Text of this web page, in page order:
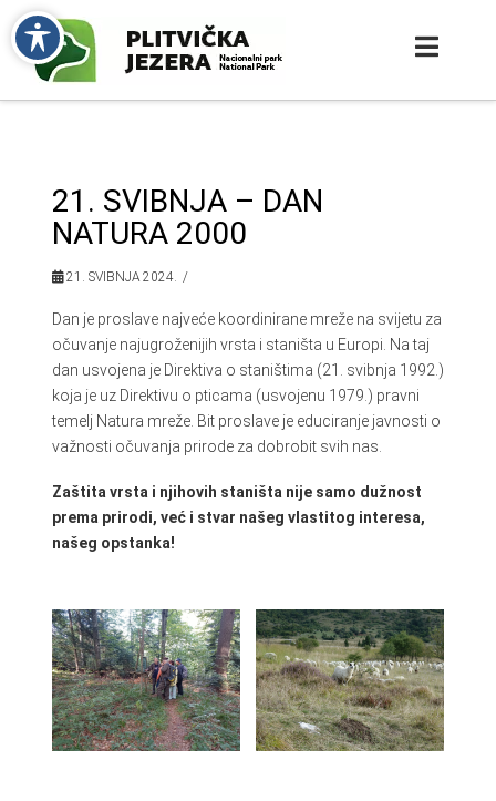
21. SVIBNJA – DAN
NATURA 2000
21. SVIBNJA 2024.
Dan je proslave najveće koordinirane mreže na svijetu za
očuvanje najugroženijih vrsta i staništa u Europi. Na taj
dan usvojena je Direktiva o staništima (21. svibnja 1992.)
koja je uz Direktivu o pticama (usvojenu 1979.) pravni
temelj Natura mreže. Bit proslave je educiranje javnosti o
važnosti očuvanja prirode za dobrobit svih nas.
Zaštita vrsta i njihovih staništa nije samo dužnost
prema prirodi, već i stvar našeg vlastitog interesa,
našeg opstanka!